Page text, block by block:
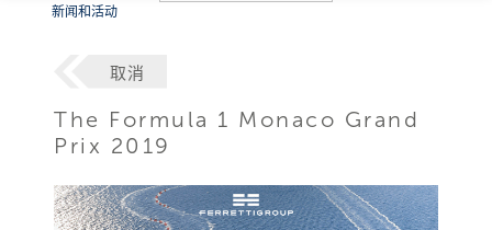
新闻和活动
取消
The Formula 1 Monaco Grand
Prix 2019